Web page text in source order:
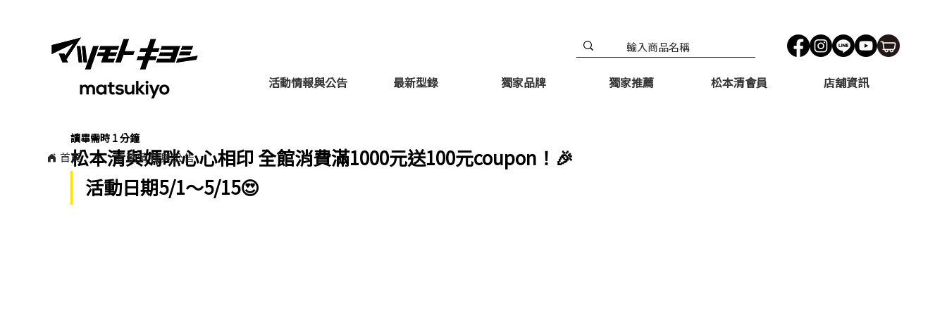
活動情報與公告 最新型錄 獨家品牌 獨家推薦 松本清會員 店舖資訊
松本清與媽咪心心相印 全館消費滿1000元送100元coupon！🎉
讀畢需時 1 分鐘
活動日期5/1～5/15😍
首頁 ​> 活動情報與公告